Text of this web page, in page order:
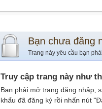
Bạn chưa đăng
Trang này yêu cầu bạn
Truy cập trang này như
Bạn phải mở trang đăng nhập,
khẩu đã đăng ký rồi nhấn nút